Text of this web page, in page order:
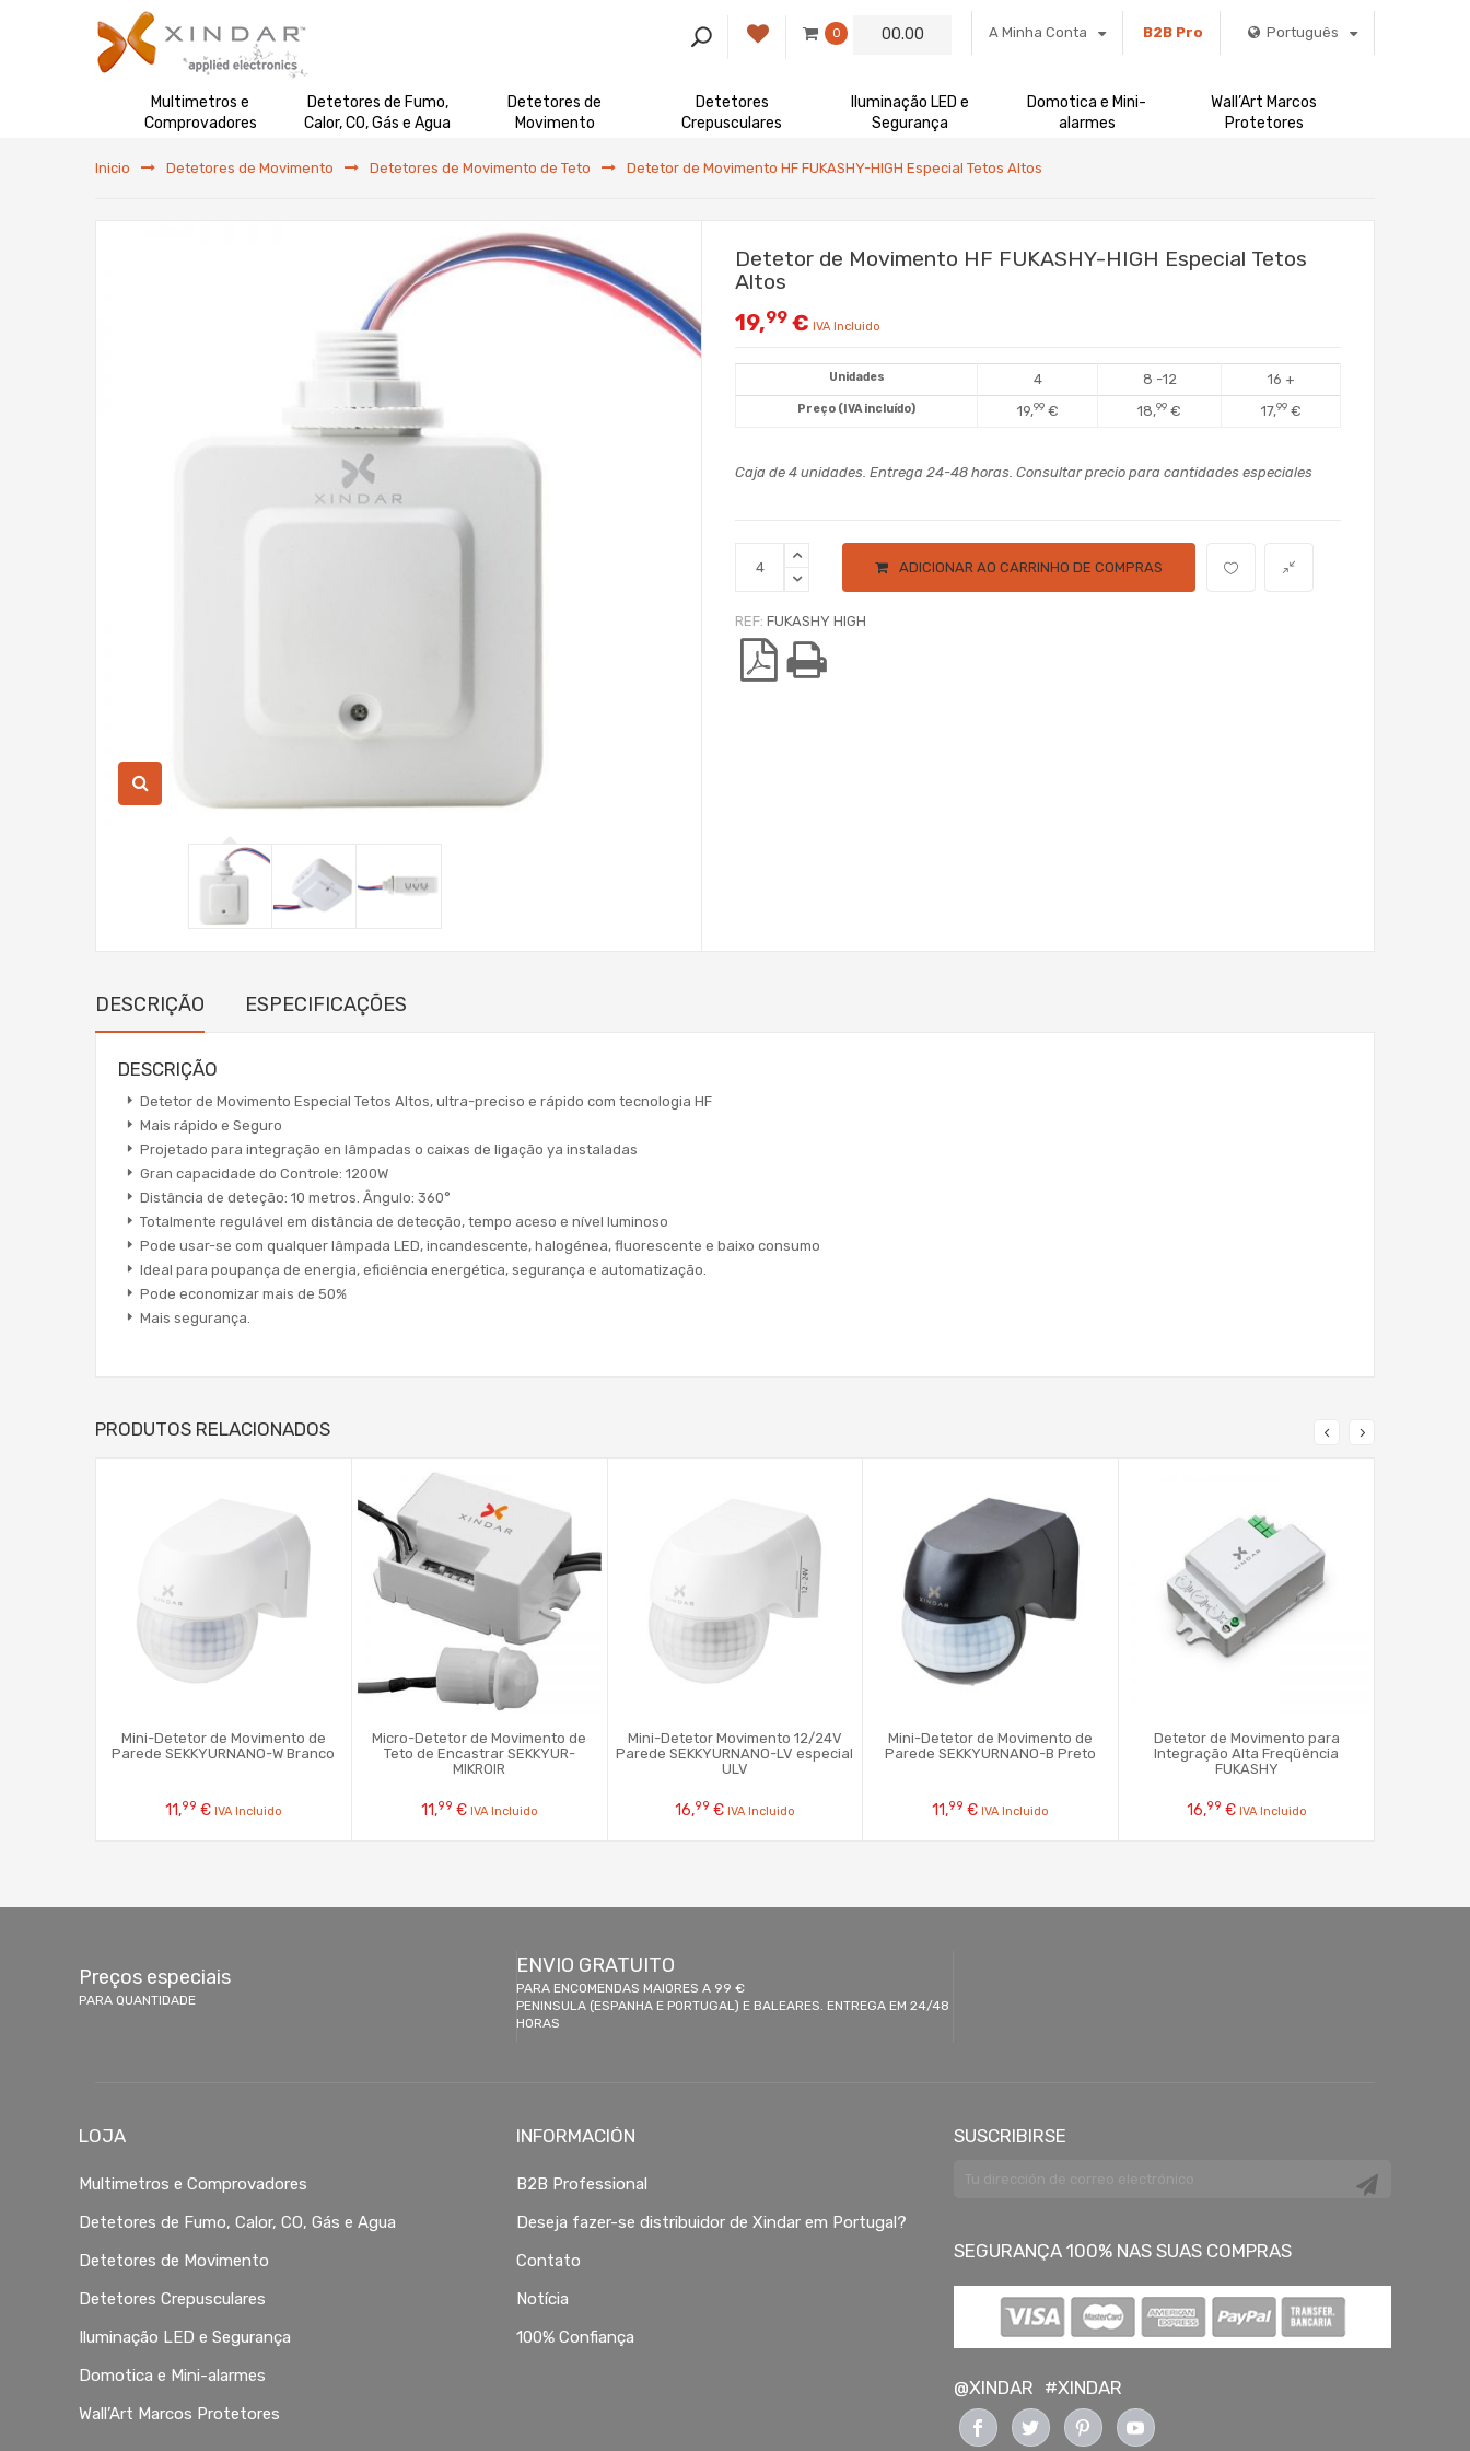
0 00.00 A Minha Conta B2B Pro Português
Multimetros e
Comprovadores
Detetores de Fumo,
Calor, CO, Gás e Agua
Detetores de
Movimento
Detetores
Crepusculares
Iluminação LED e
Segurança
Domotica e Mini-
alarmes
Wall’Art Marcos
Protetores
Inicio Detetores de Movimento Detetores de Movimento de Teto Detetor de Movimento HF FUKASHY-HIGH Especial Tetos Altos
Detetor de Movimento HF FUKASHY-HIGH Especial Tetos
Altos
19,99 € IVA Incluido
Unidades 4 8 -12 16 +
Preço (IVA incluído) 19,99 € 18,99 € 17,99 €
Caja de 4 unidades. Entrega 24-48 horas. Consultar precio para cantidades especiales
ADICIONAR AO CARRINHO DE COMPRAS
REF: FUKASHY HIGH
DESCRIÇÃO ESPECIFICAÇÕES
DESCRIÇÃO
Detetor de Movimento Especial Tetos Altos, ultra-preciso e rápido com tecnologia HF
Mais rápido e Seguro
Projetado para integração en lâmpadas o caixas de ligação ya instaladas
Gran capacidade do Controle: 1200W
Distância de deteção: 10 metros. Ângulo: 360°
Totalmente regulável em distância de detecção, tempo aceso e nível luminoso
Pode usar-se com qualquer lâmpada LED, incandescente, halogénea, fluorescente e baixo consumo
Ideal para poupança de energia, eficiência energética, segurança e automatização.
Pode economizar mais de 50%
Mais segurança.
PRODUTOS RELACIONADOS
Mini-Detetor de Movimento de
Parede SEKKYURNANO-W Branco
11,99 € IVA Incluido
Micro-Detetor de Movimento de
Teto de Encastrar SEKKYUR-
MIKROIR
11,99 € IVA Incluido
Mini-Detetor Movimento 12/24V
Parede SEKKYURNANO-LV especial
ULV
16,99 € IVA Incluido
Mini-Detetor de Movimento de
Parede SEKKYURNANO-B Preto
11,99 € IVA Incluido
Detetor de Movimento para
Integração Alta Freqüência
FUKASHY
16,99 € IVA Incluido
Preços especiais
PARA QUANTIDADE
ENVIO GRATUITO
PARA ENCOMENDAS MAIORES A 99 €
PENINSULA (ESPANHA E PORTUGAL) E BALEARES. ENTREGA EM 24/48
HORAS
LOJA
Multimetros e Comprovadores
Detetores de Fumo, Calor, CO, Gás e Agua
Detetores de Movimento
Detetores Crepusculares
Iluminação LED e Segurança
Domotica e Mini-alarmes
Wall’Art Marcos Protetores
INFORMACIÓN
B2B Professional
Deseja fazer-se distribuidor de Xindar em Portugal?
Contato
Notícia
100% Confiança
SUSCRIBIRSE
SEGURANÇA 100% NAS SUAS COMPRAS
@XINDAR #XINDAR